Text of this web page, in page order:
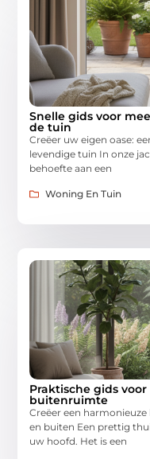
Snelle gids voor
de tuin
Creëer uw eigen oase:
levendige tuin In onze
behoefte aan een
Woning En Tuin
Praktische gids
buitenruimte
Creëer een
en buiten Een prettig
uw hoofd. Het is een